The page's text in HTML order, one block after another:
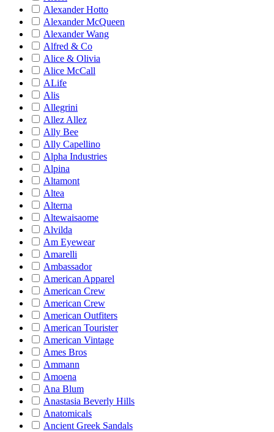
Alexander Hotto
Alexander McQueen
Alexander Wang
Alfred & Co
Alice & Olivia
Alice McCall
ALife
Alis
Allegrini
Allez Allez
Ally Bee
Ally Capellino
Alpha Industries
Alpina
Altamont
Altea
Alterna
Altewaisaome
Alvilda
Am Eyewear
Amarelli
Ambassador
American Apparel
American Crew
American Crew
American Outfiters
American Tourister
American Vintage
Ames Bros
Ammann
Amoena
Ana Blum
Anastasia Beverly Hills
Anatomicals
Ancient Greek Sandals